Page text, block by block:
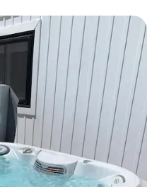
dos hóspedes